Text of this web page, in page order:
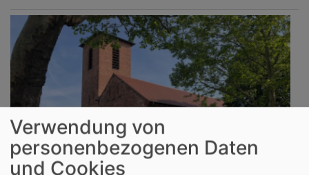
Verwendung von
personenbezogenen Daten
und Cookies